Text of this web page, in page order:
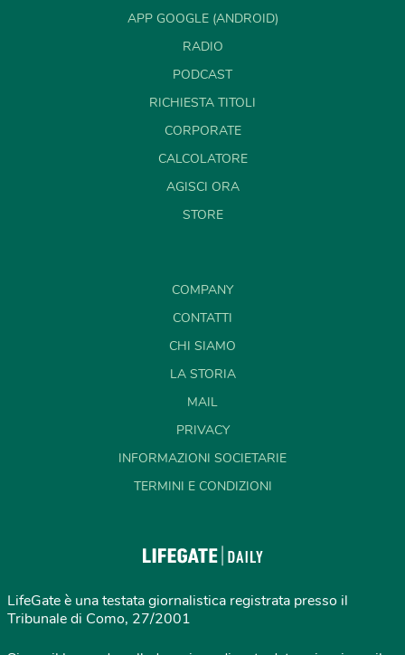
APP GOOGLE (ANDROID)
RADIO
PODCAST
RICHIESTA TITOLI
CORPORATE
CALCOLATORE
AGISCI ORA
STORE
COMPANY
CONTATTI
CHI SIAMO
LA STORIA
MAIL
PRIVACY
INFORMAZIONI SOCIETARIE
TERMINI E CONDIZIONI
LifeGate è una testata giornalistica registrata presso il
Tribunale di Como, 27/2001